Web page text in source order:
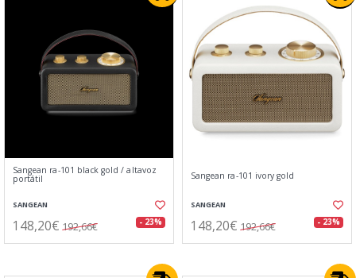
Sangean ra-101 black gold / altavoz
portátil
SANGEAN
148,20€ 192,66€ - 23%
Sangean ra-101 ivory gold
SANGEAN
148,20€ 192,66€ - 23%